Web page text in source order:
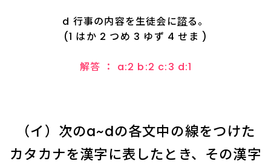
d 行事の内容を生徒会に諮る。
(1 はか 2 つめ 3 ゆず 4 せま )
解答 ： a:2 b:2 c:3 d:1
（イ）次のa~dの各文中の――線をつけた
カタカナを漢字に表したとき、その漢字